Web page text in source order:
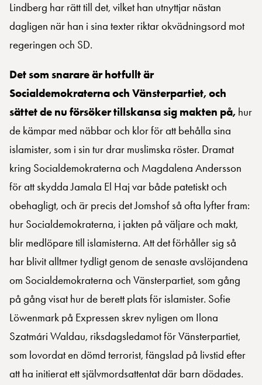
Lindberg har rätt till det, vilket han utnyttjar nästan
dagligen när han i sina texter riktar okvädningsord mot
regeringen och SD.
Det som snarare är hotfullt är
Socialdemokraterna och Vänsterpartiet, och
sättet de nu försöker tillskansa sig makten på, hur
de kämpar med näbbar och klor för att behålla sina
islamister, som i sin tur drar muslimska röster. Dramat
kring Socialdemokraterna och Magdalena Andersson
för att skydda Jamala El Haj var både patetiskt och
obehagligt, och är precis det Jomshof så ofta lyfter fram:
hur Socialdemokraterna, i jakten på väljare och makt,
blir medlöpare till islamisterna. Att det förhåller sig så
har blivit alltmer tydligt genom de senaste avslöjandena
om Socialdemokraterna och Vänsterpartiet, som gång
på gång visat hur de berett plats för islamister. Sofie
Löwenmark på Expressen skrev nyligen om Ilona
Szatmári Waldau, riksdagsledamot för Vänsterpartiet,
som lovordat en dömd terrorist, fängslad på livstid efter
att ha initierat ett självmordsattentat där barn dödades.